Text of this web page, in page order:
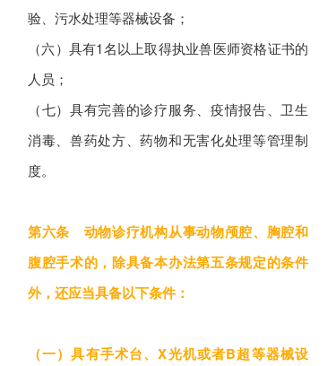
验、污水处理等器械设备；
（六）具有1名以上取得执业兽医师资格证书的
人员；
（七）具有完善的诊疗服务、疫情报告、卫生
消毒、兽药处方、药物和无害化处理等管理制
度。
第六条 动物诊疗机构从事动物颅腔、胸腔和
腹腔手术的，除具备本办法第五条规定的条件
外，还应当具备以下条件：
（一）具有手术台、X光机或者B超等器械设